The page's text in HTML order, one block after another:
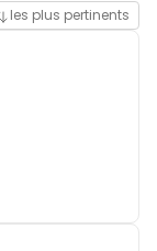
les plus pertinents